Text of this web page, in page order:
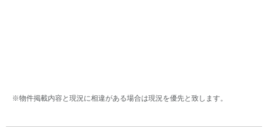
※物件掲載内容と現況に相違がある場合は現況を優先と致します。